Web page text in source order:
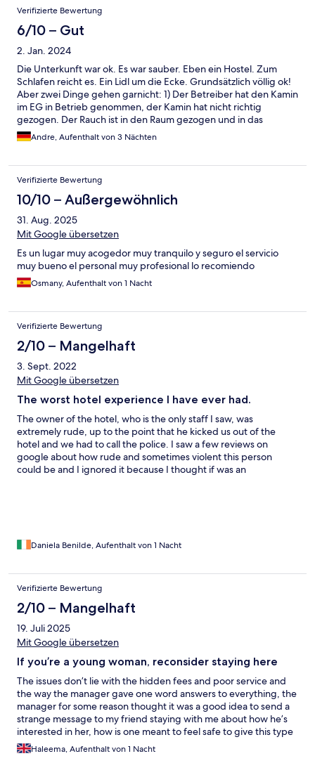
Verifizierte Bewertung
6/10 – Gut
2. Jan. 2024
Die Unterkunft war ok. Es war sauber. Eben ein Hostel. Zum
Schlafen reicht es. Ein Lidl um die Ecke. Grundsätzlich völlig ok!
Aber zwei Dinge gehen garnicht: 1) Der Betreiber hat den Kamin
im EG in Betrieb genommen, der Kamin hat nicht richtig
gezogen. Der Rauch ist in den Raum gezogen und in das
Treppenhaus. Es war leicht verraucht. Als ich im Zimmer
aufgewacht bin hat es deutlich nach Rauch gestunken - ich
abgibt ist nicht wirklich vertrauenserweckend. Kohlenmonoxid
gibt es auch in Spanien! 2) In meinem Zimmer, und auch in
einem Zimmer eines weiteren Reisenden war nur noch eine
Halterung für Rauchmelder vorhanden - aber kein Rauchmelder.
Für mich ein NO GO! Nie wieder!
Andre, Aufenthalt von 3 Nächten
Verifizierte Bewertung
10/10 – Außergewöhnlich
31. Aug. 2025
Mit Google übersetzen
Es un lugar muy acogedor muy tranquilo y seguro el servicio
muy bueno el personal muy profesional lo recomiendo
Osmany, Aufenthalt von 1 Nacht
Verifizierte Bewertung
2/10 – Mangelhaft
3. Sept. 2022
Mit Google übersetzen
The worst hotel experience I have ever had.
The owner of the hotel, who is the only staff I saw, was
extremely rude, up to the point that he kicked us out of the
hotel and we had to call the police. I saw a few reviews on
google about how rude and sometimes violent this person
could be and I ignored it because I thought if was an
complain and call the police, this can't continue happening to
Daniela Benilde, Aufenthalt von 1 Nacht
Verifizierte Bewertung
2/10 – Mangelhaft
19. Juli 2025
Mit Google übersetzen
If you’re a young woman, reconsider staying here
The issues don’t lie with the hidden fees and poor service and
the way the manager gave one word answers to everything, the
manager for some reason thought it was a good idea to send a
strange message to my friend staying with me about how he’s
interested in her, how is one meant to feel safe to give this type
of man there information when they use it in such a way. The
booking was made in my name so he went out of his way to text
Haleema, Aufenthalt von 1 Nacht